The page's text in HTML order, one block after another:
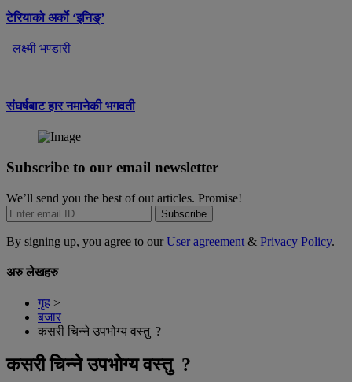
टेरियाको अर्को ‘इनिङ्’
लक्ष्मी भण्डारी
संघर्षबाट हार नमानेकी भगवती
Subscribe to our email newsletter
We’ll send you the best of out articles. Promise!
Subscribe
By signing up, you agree to ourUser agreement & Privacy Policy.
अरु लेखहरु
गृह >
बजार
कसरी चिन्ने उपभोग्य वस्तु ?
कसरी चिन्ने उपभोग्य वस्तु ?